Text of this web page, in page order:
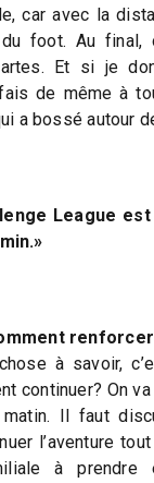
car avec la
du foot. Au
Et si je
fais de même à
a bossé autour
League
renforcer
à savoir,
continuer? On
Il faut
l’aventure
à prendre